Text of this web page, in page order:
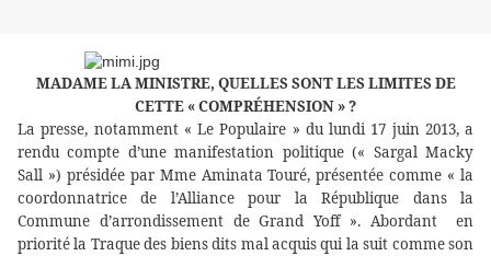
MADAME LA MINISTRE, QUELLES SONT LES LIMITES DE
CETTE « COMPRÉHENSION » ?
La presse, notamment « Le Populaire » du lundi 17 juin 2013, a
rendu compte d’une manifestation politique (« Sargal Macky
Sall ») présidée par Mme Aminata Touré, présentée comme « la
coordonnatrice de l’Alliance pour la République dans la
Commune d’arrondissement de Grand Yoff ». Abordant
en
priorité la Traque des biens dits mal acquis qui la suit comme son